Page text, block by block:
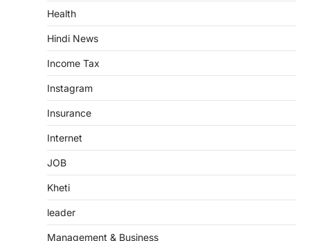
Health
Hindi News
Income Tax
Instagram
Insurance
Internet
JOB
Kheti
leader
Management & Business